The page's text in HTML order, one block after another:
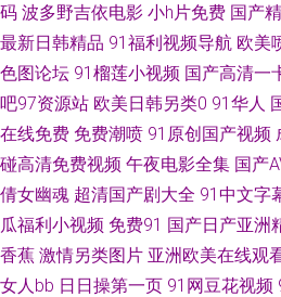
产91 国产内射免费视频 欧美国产 午夜少好
猫 国内精品第一页 人人操欧美人 亚洲另类
激情 老司机人人超碰 综合网爱豆 国产一区
草莓 超碰激情 九一网站白虎 日本色播 影音
国福利电影院 免费观看91 少妇性爱av片 91
码 波多野吉依电影 小h片免费 国产
最新日韩精品 91福利视频导航 欧美
色图论坛 91榴莲小视频 国产高清一
吧97资源站 欧美日韩另类0 91华人
在线免费 免费潮喷 91原创国产视频
碰高清免费视频 午夜电影全集 国产
倩女幽魂 超清国产剧大全 91中文字
瓜福利小视频 免费91 国产日产亚洲
香蕉 激情另类图片 亚洲欧美在线观
女人bb 日日操第一页 91网豆花视频